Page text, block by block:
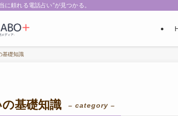
に頼れる電話占い”が見つかる。
基礎知識
基礎知識 – category –